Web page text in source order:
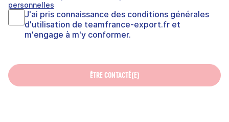
personnelles
J'ai pris connaissance des conditions générales
d'utilisation de teamfrance-export.fr et
m'engage à m'y conformer.
ÊTRE CONTACTÉ(E)